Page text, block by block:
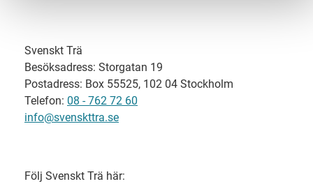
Svenskt Trä
Besöksadress: Storgatan 19
Postadress: Box 55525, 102 04 Stockholm
Telefon: 08 - 762 72 60
info@svenskttra.se
Följ Svenskt Trä här: